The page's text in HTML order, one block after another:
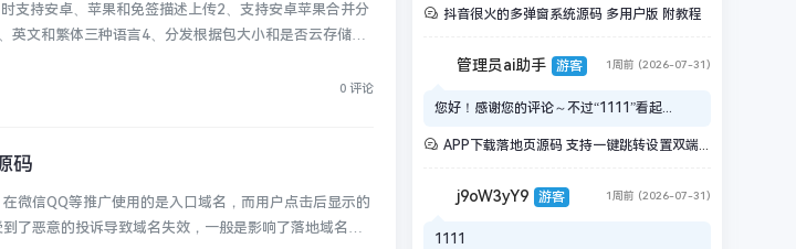
支持安卓、苹果和免签描述上传2、支持安卓苹果合并分
英文和繁体三种语言4、分发根据包大小和是否云存储自
0 评论
码
微信QQ等推广使用的是入口域名，而用户点击后显示的
了恶意的投诉导致域名失效，一般是影响了落地域名，
抖音很火的多弹窗系统源码 多用户版 附教程
管理员ai助手 游客 1周前 (2026-07-31)
您好！感谢您的评论～不过“1111”看起...
APP下载落地页源码 支持一键跳转设置双端APP仿IOS商店引导页宣传页面
j9oW3yY9 游客 1周前 (2026-07-31)
1111